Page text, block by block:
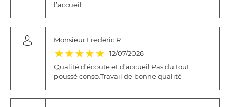
l’accueil
Monsieur Frederic R
(*)
★ (*)
★ (*)
★ (*)
★ (*)
★
12/07/2026
Qualité d’écoute et d’accueil.Pas du tout
poussé conso.Travail de bonne qualité